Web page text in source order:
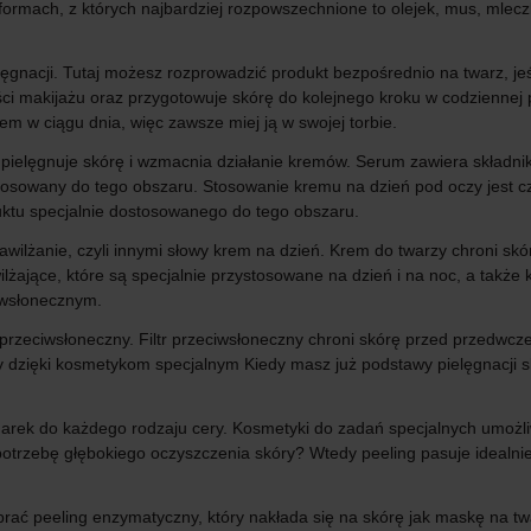
z których najbardziej rozpowszechnione to olejek, mus,
Tutaj możesz rozprowadzić produkt bezpośrednio na twarz,
makijażu oraz przygotowuje skórę do kolejnego kroku w
w ciągu dnia, więc zawsze miej ją w swojej torbie.
skórę i wzmacnia działanie kremów. Serum zawiera
do tego obszaru. Stosowanie kremu na dzień pod oczy jest
specjalnie dostosowanego do tego obszaru.
czyli innymi słowy krem na dzień. Krem do twarzy chroni
które są specjalnie przystosowane na dzień i na noc, a
Filtr przeciwsłoneczny chroni skórę przed
kosmetykom specjalnym Kiedy masz już podstawy pielęgnacji
do każdego rodzaju cery. Kosmetyki do zadań specjalnych
głębokiego oczyszczenia skóry? Wtedy peeling pasuje
peeling enzymatyczny, który nakłada się na skórę jak maskę na